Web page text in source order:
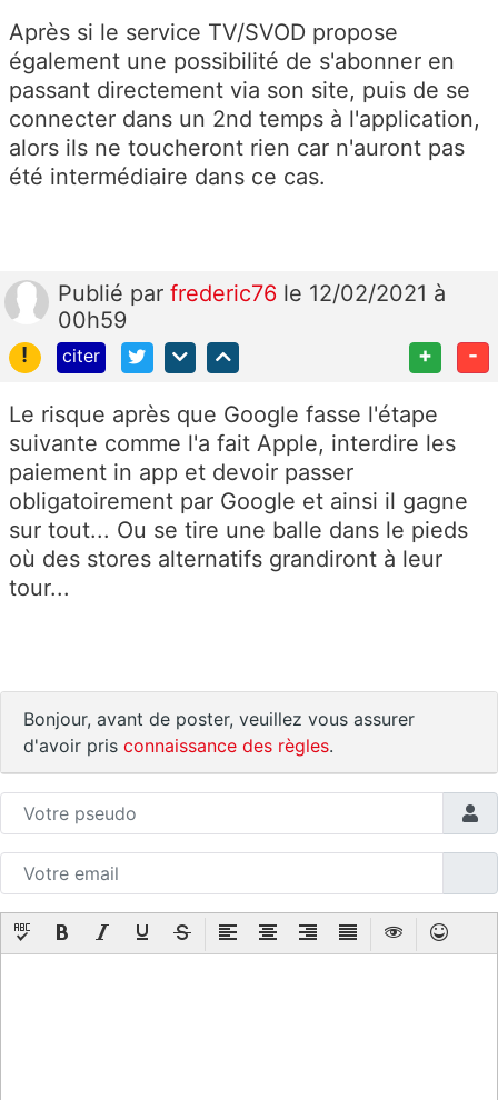
Après si le service TV/SVOD propose
également une possibilité de s'abonner en
passant directement via son site, puis de se
connecter dans un 2nd temps à l'application,
alors ils ne toucheront rien car n'auront pas
été intermédiaire dans ce cas.
Publié par frederic76 le 12/02/2021 à
00h59
!
citer + -
Le risque après que Google fasse l'étape
suivante comme l'a fait Apple, interdire les
paiement in app et devoir passer
obligatoirement par Google et ainsi il gagne
sur tout... Ou se tire une balle dans le pieds
où des stores alternatifs grandiront à leur
tour...
Bonjour, avant de poster, veuillez vous assurer
d'avoir pris connaissance des règles.